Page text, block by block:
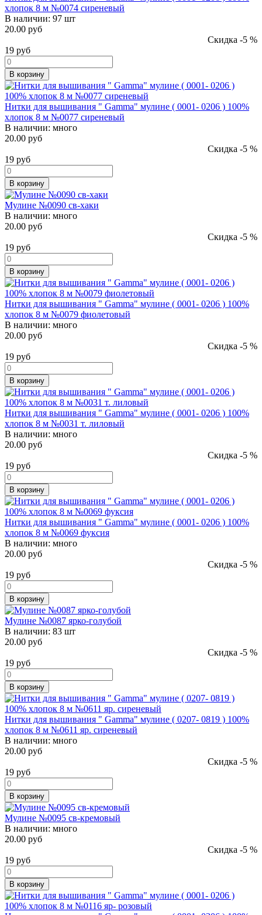
хлопок 8 м №0074 сиреневый
В наличии: 97 шт
20.00 руб
Скидка -5 %
19 руб
В корзину
Нитки для вышивания " Gamma" мулине ( 0001- 0206 ) 100%
хлопок 8 м №0077 сиреневый
В наличии: много
20.00 руб
Скидка -5 %
19 руб
В корзину
Мулине №0090 св-хаки
В наличии: много
20.00 руб
Скидка -5 %
19 руб
В корзину
Нитки для вышивания " Gamma" мулине ( 0001- 0206 ) 100%
хлопок 8 м №0079 фиолетовый
В наличии: много
20.00 руб
Скидка -5 %
19 руб
В корзину
Нитки для вышивания " Gamma" мулине ( 0001- 0206 ) 100%
хлопок 8 м №0031 т. лиловый
В наличии: много
20.00 руб
Скидка -5 %
19 руб
В корзину
Нитки для вышивания " Gamma" мулине ( 0001- 0206 ) 100%
хлопок 8 м №0069 фуксия
В наличии: много
20.00 руб
Скидка -5 %
19 руб
В корзину
Мулине №0087 ярко-голубой
В наличии: 83 шт
20.00 руб
Скидка -5 %
19 руб
В корзину
Нитки для вышивания " Gamma" мулине ( 0207- 0819 ) 100%
хлопок 8 м №0611 яр. сиреневый
В наличии: много
20.00 руб
Скидка -5 %
19 руб
В корзину
Мулине №0095 св-кремовый
В наличии: много
20.00 руб
Скидка -5 %
19 руб
В корзину